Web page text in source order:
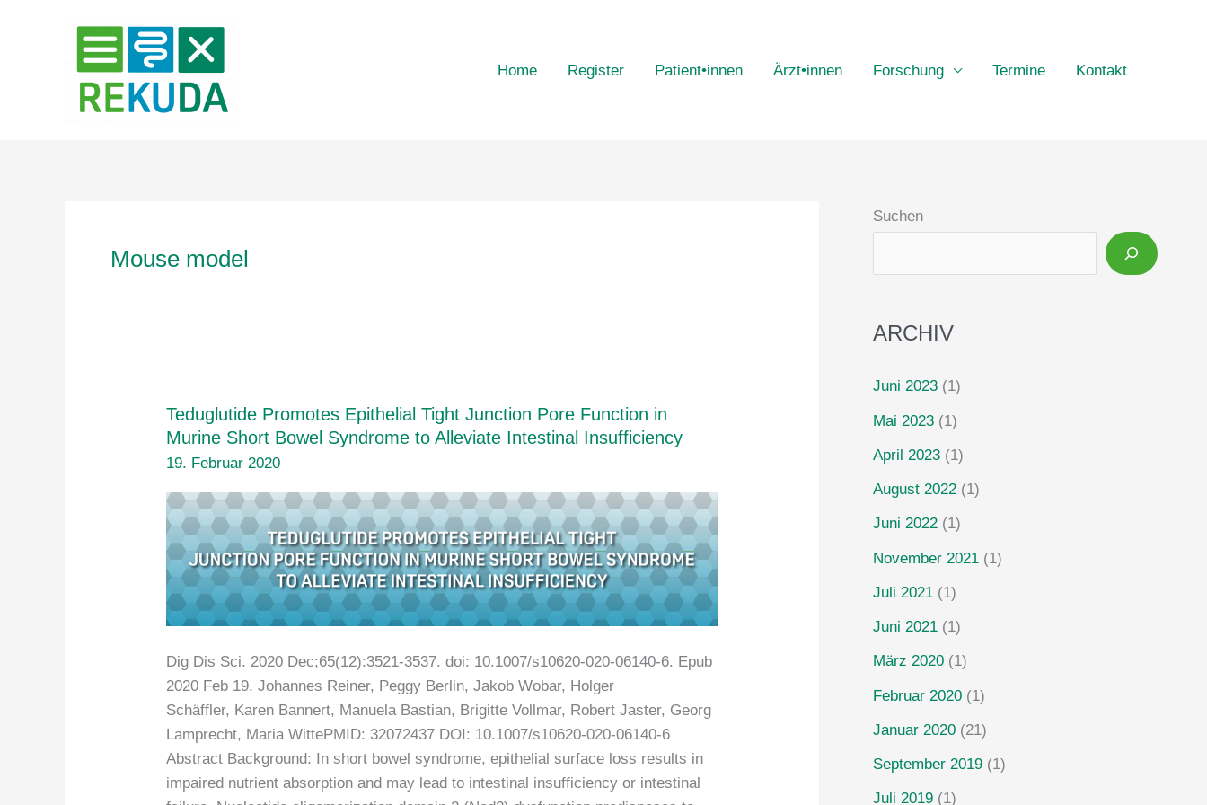
Home Register Patient•innen Ärzt•innen Forschung Termine Kontakt
Mouse model
Teduglutide Promotes Epithelial Tight Junction Pore Function in
Murine Short Bowel Syndrome to Alleviate Intestinal Insufficiency
19. Februar 2020
Dig Dis Sci. 2020 Dec;65(12):3521-3537. doi: 10.1007/s10620-020-06140-6. Epub
2020 Feb 19. Johannes Reiner, Peggy Berlin, Jakob Wobar, Holger
Schäffler, Karen Bannert, Manuela Bastian, Brigitte Vollmar, Robert Jaster, Georg
Lamprecht, Maria WittePMID: 32072437 DOI: 10.1007/s10620-020-06140-6
Abstract Background: In short bowel syndrome, epithelial surface loss results in
impaired nutrient absorption and may lead to intestinal insufficiency or intestinal
Suchen
ARCHIV
Juni 2023 (1)
Mai 2023 (1)
April 2023 (1)
August 2022 (1)
Juni 2022 (1)
November 2021 (1)
Juli 2021 (1)
Juni 2021 (1)
März 2020 (1)
Februar 2020 (1)
Januar 2020 (21)
September 2019 (1)
Juli 2019 (1)